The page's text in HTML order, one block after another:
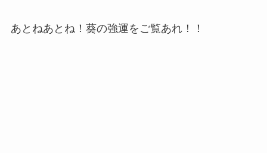
あとねあとね！葵の強運をご覧あれ！！